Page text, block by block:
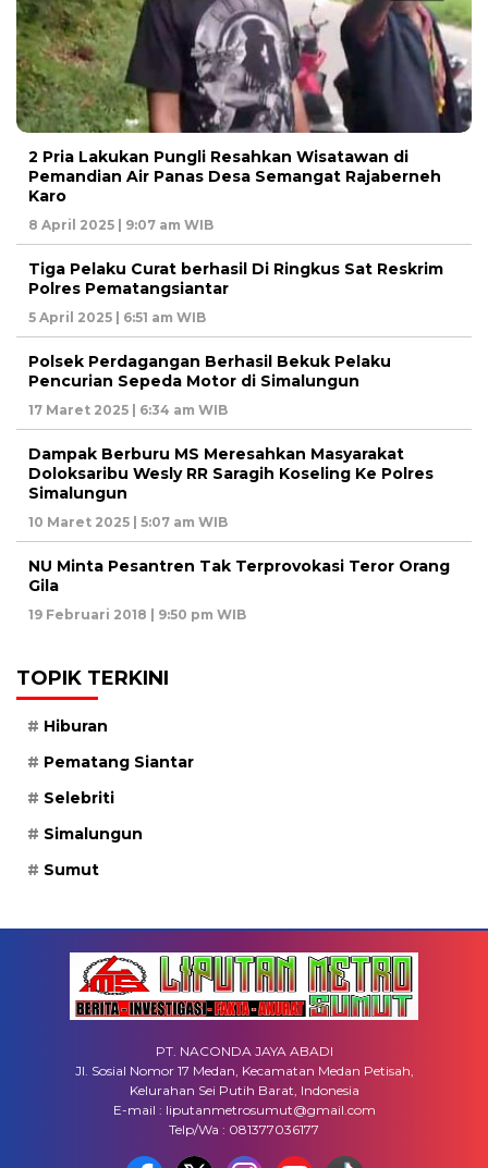
2 Pria Lakukan Pungli Resahkan Wisatawan di
Pemandian Air Panas Desa Semangat Rajaberneh
Karo
8 April 2025 | 9:07 am WIB
Tiga Pelaku Curat berhasil Di Ringkus Sat Reskrim
Polres Pematangsiantar
5 April 2025 | 6:51 am WIB
Polsek Perdagangan Berhasil Bekuk Pelaku
Pencurian Sepeda Motor di Simalungun
17 Maret 2025 | 6:34 am WIB
Dampak Berburu MS Meresahkan Masyarakat
Doloksaribu Wesly RR Saragih Koseling Ke Polres
Simalungun
10 Maret 2025 | 5:07 am WIB
NU Minta Pesantren Tak Terprovokasi Teror Orang
Gila
19 Februari 2018 | 9:50 pm WIB
TOPIK TERKINI
Hiburan
Pematang Siantar
Selebriti
Simalungun
Sumut
PT. NACONDA JAYA ABADI
Jl. Sosial Nomor 17 Medan, Kecamatan Medan Petisah,
Kelurahan Sei Putih Barat, Indonesia
E-mail : liputanmetrosumut@gmail.com
Telp/Wa : 081377036177